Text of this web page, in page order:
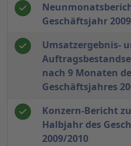
Geschäftsjahr
Umsatzergebnis-
nach 9 Monaten
Geschäftsjahres
Konzern-Bericht
Halbjahr des
2009/2010